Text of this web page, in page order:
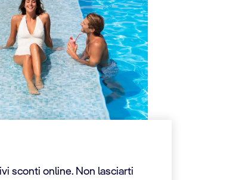
sconti online. Non lasciarti